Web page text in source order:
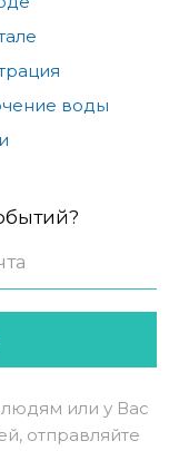
воды
людям или у Вас
отправляйте